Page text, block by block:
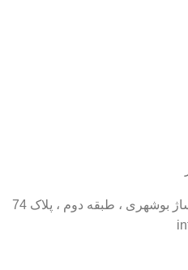
بوشهری ، طبقه دوم ، پلاک 74